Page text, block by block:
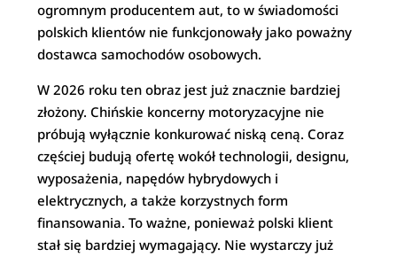
ogromnym producentem aut, to w świadomości
polskich klientów nie funkcjonowały jako poważny
dostawca samochodów osobowych.
W 2026 roku ten obraz jest już znacznie bardziej
złożony. Chińskie koncerny motoryzacyjne nie
próbują wyłącznie konkurować niską ceną. Coraz
częściej budują ofertę wokół technologii, designu,
wyposażenia, napędów hybrydowych i
elektrycznych, a także korzystnych form
finansowania. To ważne, ponieważ polski klient
stał się bardziej wymagający. Nie wystarczy już